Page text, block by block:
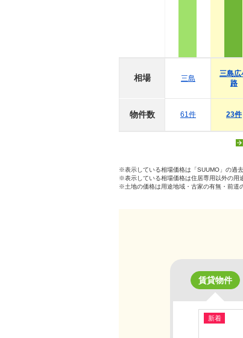
相場
物件数
三島
61件
三島広
路
23件
※表示している相場価格は「SUUMO」の過
※表示している相場価格は住居専用以外の用
※土地の価格は用途地域・古家の有無・前道
賃貸物件
新着